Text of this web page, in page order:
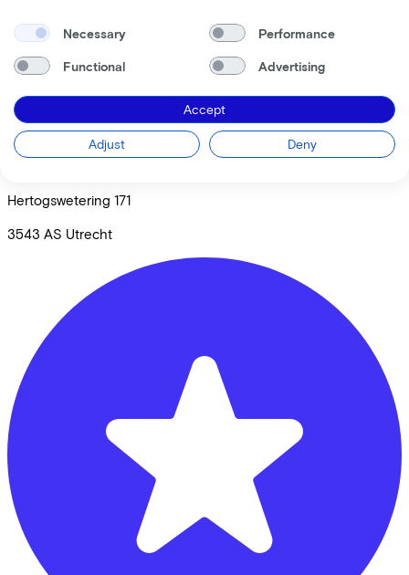
Mantel Utrecht
Hertogswetering 171
3543 AS Utrecht
Privacy statement
Cookie statement
Cookie settings
Terms of use
Necessary Performance
Functional Advertising
Accept
Adjust Deny